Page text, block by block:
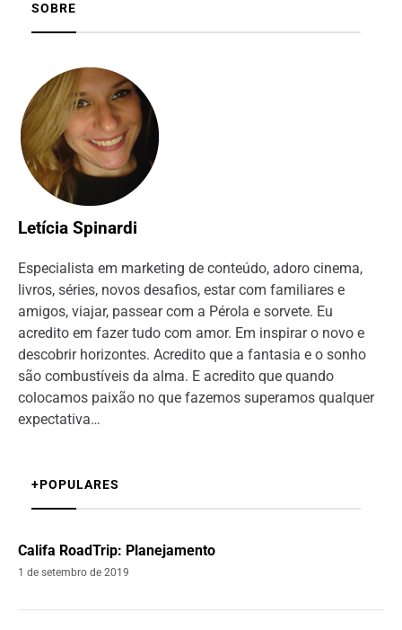
SOBRE
Letícia Spinardi
Especialista em marketing de conteúdo, adoro cinema,
livros, séries, novos desafios, estar com familiares e
amigos, viajar, passear com a Pérola e sorvete. Eu
acredito em fazer tudo com amor. Em inspirar o novo e
descobrir horizontes. Acredito que a fantasia e o sonho
são combustíveis da alma. E acredito que quando
colocamos paixão no que fazemos superamos qualquer
expectativa…
+POPULARES
Califa RoadTrip: Planejamento
1 de setembro de 2019